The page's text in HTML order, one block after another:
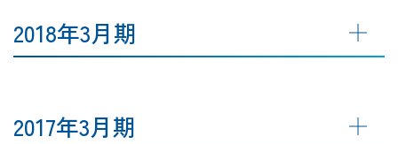
2018年3月期
2017年3月期